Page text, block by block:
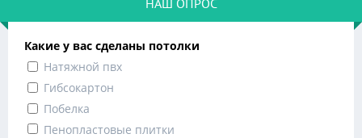
НАШ ОПРОС
Какие у вас сделаны потолки
Натяжной пвх
Гибсокартон
Побелка
Пенопластовые плитки